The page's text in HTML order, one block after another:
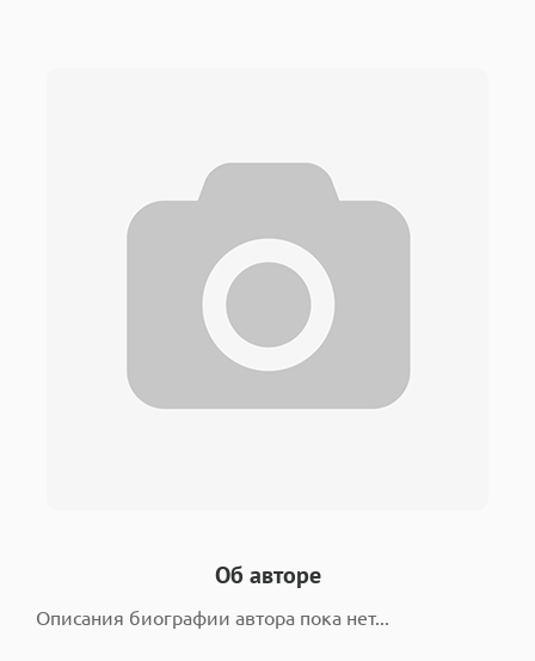
Об авторе
Описания биографии автора пока нет...